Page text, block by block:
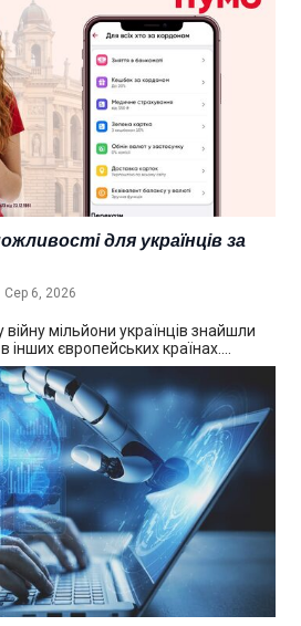
для українців за
Сер 6, 2026
мільйони українців знайшли
інших європейських країнах.…